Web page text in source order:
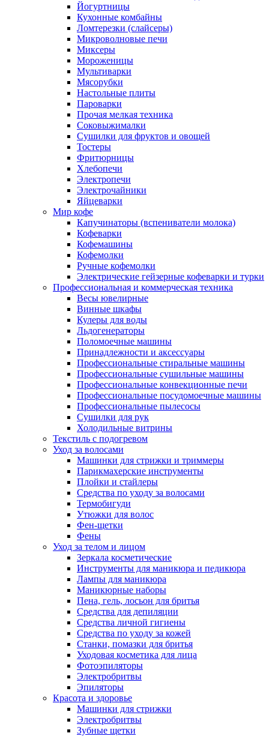
Йогуртницы
Кухонные комбайны
Ломтерезки (слайсеры)
Микроволновые печи
Миксеры
Мороженицы
Мультиварки
Мясорубки
Настольные плиты
Пароварки
Прочая мелкая техника
Соковыжималки
Сушилки для фруктов и овощей
Тостеры
Фритюрницы
Хлебопечи
Электропечи
Электрочайники
Яйцеварки
Мир кофе
Капучинаторы (вспениватели молока)
Кофеварки
Кофемашины
Кофемолки
Ручные кофемолки
Электрические гейзерные кофеварки и турки
Профессиональная и коммерческая техника
Весы ювелирные
Винные шкафы
Кулеры для воды
Льдогенераторы
Поломоечные машины
Принадлежности и аксессуары
Профессиональные стиральные машины
Профессиональные сушильные машины
Профессиональные конвекционные печи
Профессиональные посудомоечные машины
Профессиональные пылесосы
Сушилки для рук
Холодильные витрины
Текстиль с подогревом
Уход за волосами
Машинки для стрижки и триммеры
Парикмахерские инструменты
Плойки и стайлеры
Средства по уходу за волосами
Термобигуди
Утюжки для волос
Фен-щетки
Фены
Уход за телом и лицом
Зеркала косметические
Инструменты для маникюра и педикюра
Лампы для маникюра
Маникюрные наборы
Пена, гель, лосьон для бритья
Средства для депиляции
Средства личной гигиены
Средства по уходу за кожей
Станки, помазки для бритья
Уходовая косметика для лица
Фотоэпиляторы
Электробритвы
Эпиляторы
Красота и здоровье
Машинки для стрижки
Электробритвы
Зубные щетки